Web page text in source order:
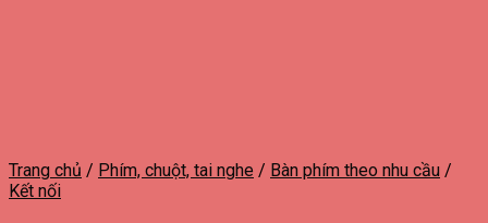
Trang chủ / Phím, chuột, tai nghe / Bàn phím theo nhu cầu /
Kết nối